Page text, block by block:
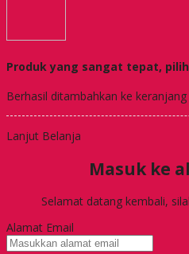
Produk yang sangat tepat,
Berhasil ditambahkan ke
Lanjut Belanja
Masuk ke
Selamat datang kembali,
Alamat Email